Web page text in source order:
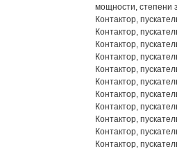
мощности, степени
Контактор,
Контактор,
Контактор,
Контактор,
Контактор,
Контактор,
Контактор,
Контактор,
Контактор,
Контактор,
Контактор,